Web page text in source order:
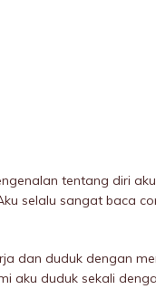
tentang diri
selalu sangat baca
dan duduk dengan
aku duduk sekali